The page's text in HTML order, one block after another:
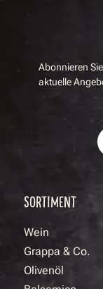
Abonnieren
aktuelle
SORTIMENT
Wein
Grappa & Co.
Olivenöl